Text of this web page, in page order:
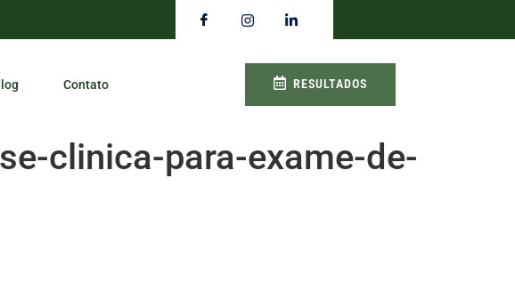
Contato RESULTADOS
clinica-para-exame-de-